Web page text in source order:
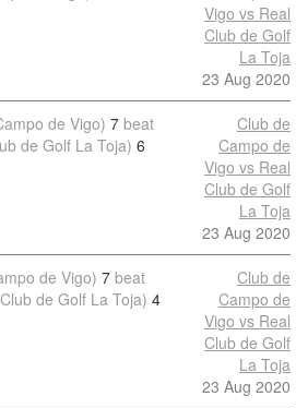
Vigo vs Real
Club de Golf
La Toja
23 Aug 2020
de Vigo) 7 beat
de Golf La Toja) 6
Club de
Campo de
Vigo vs Real
Club de Golf
La Toja
23 Aug 2020
de Vigo) 7 beat
de Golf La Toja) 4
Club de
Campo de
Vigo vs Real
Club de Golf
La Toja
23 Aug 2020